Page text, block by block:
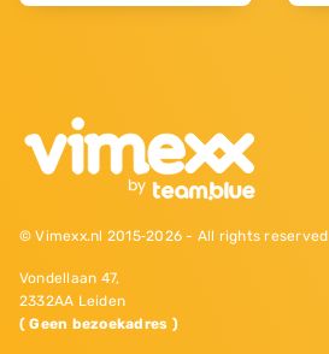
© Vimexx.nl 2015‐2026 - All rights reserved
Vondellaan 47,
2332AA Leiden
( Geen bezoekadres )